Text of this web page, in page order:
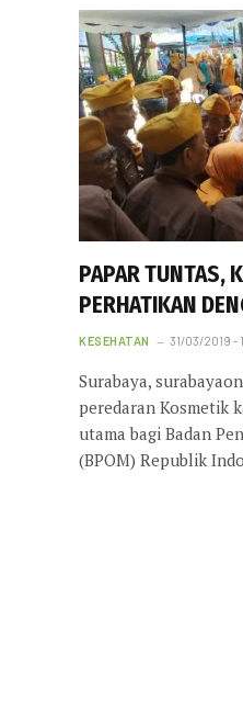
PAPAR TUNTAS,
PERHATIKAN
KESEHATAN 31/03/2019 -
Surabaya,
peredaran Kosmetik
utama bagi Badan
(BPOM) Republik